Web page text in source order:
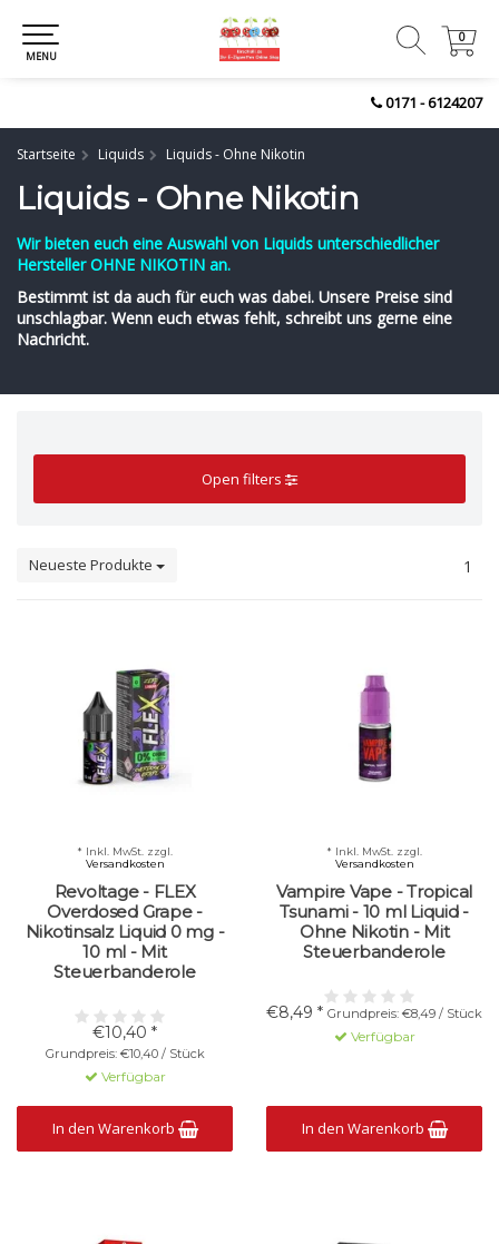
0171 - 6124207
0
0
MENU
Startseite Liquids Liquids - Ohne Nikotin
Liquids - Ohne Nikotin
Wir bieten euch eine Auswahl von Liquids unterschiedlicher
Hersteller OHNE NIKOTIN an.
Bestimmt ist da auch für euch was dabei. Unsere Preise sind
unschlagbar. Wenn euch etwas fehlt, schreibt uns gerne eine
Nachricht.
Open filters
Neueste Produkte 1
Revoltage - FLEX
Overdosed Grape -
Nikotinsalz Liquid 0 mg -
10 ml - Mit
Steuerbanderole
€10,40 *
Grundpreis: €10,40 / Stück
* Inkl. MwSt. zzgl.
Versandkosten
Verfügbar
In den Warenkorb
Vampire Vape - Tropical
Tsunami - 10 ml Liquid -
Ohne Nikotin - Mit
Steuerbanderole
€8,49 * Grundpreis: €8,49 / Stück
* Inkl. MwSt. zzgl.
Versandkosten
Verfügbar
In den Warenkorb